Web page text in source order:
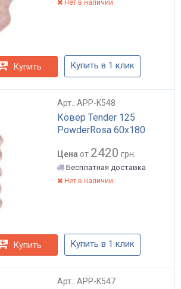
Нет в наличии
Купить Купить в 1 клик
Арт.: APP-K548
Ковер Tender 125
PowderRosa 60x180
Цена от 2420 грн.
Бесплатная доставка
Нет в наличии
Купить Купить в 1 клик
Арт.: APP-K547